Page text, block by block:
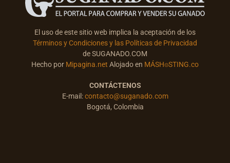
El uso de este sitio web implica la aceptación de los
Términos y Condiciones y las Políticas de Privacidad
de SUGANADO.COM
Hecho por Mipagina.net Alojado en MÁSH⌾STING.co
CONTÁCTENOS
E-mail:contacto@suganado.com
Bogotá, Colombia